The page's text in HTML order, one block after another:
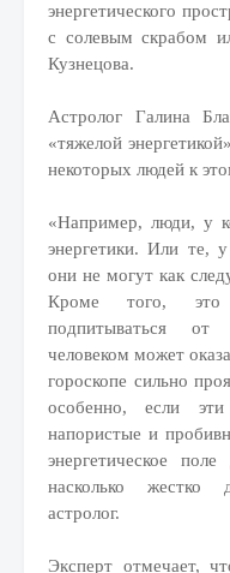
энергетического
с солевым скрабом
Кузнецова.
Астролог Галина
«тяжелой
некоторых людей к
«Например, люди, у
энергетики. Или те,
они не могут как
Кроме того, это
подпитываться
человеком может
гороскопе сильно
особенно, если
напористые и
энергетическое
насколько жестко
астролог.
Эксперт отмечает,